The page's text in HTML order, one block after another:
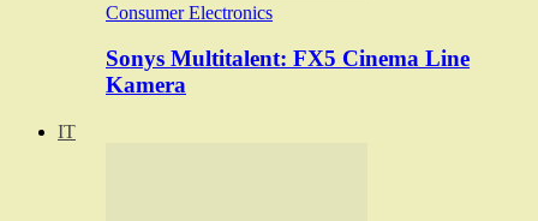
Consumer Electronics
Sonys Multitalent: FX5 Cinema Line
Kamera
IT